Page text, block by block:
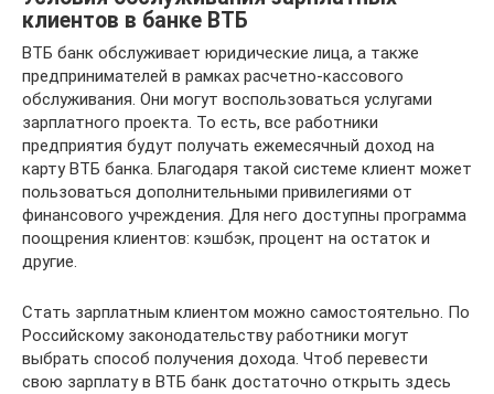
клиентов в банке ВТБ
ВТБ банк обслуживает юридические лица, а также
предпринимателей в рамках расчетно-кассового
обслуживания. Они могут воспользоваться услугами
зарплатного проекта. То есть, все работники
предприятия будут получать ежемесячный доход на
карту ВТБ банка. Благодаря такой системе клиент может
пользоваться дополнительными привилегиями от
финансового учреждения. Для него доступны программа
поощрения клиентов: кэшбэк, процент на остаток и
другие.
Стать зарплатным клиентом можно самостоятельно. По
Российскому законодательству работники могут
выбрать способ получения дохода. Чтоб перевести
свою зарплату в ВТБ банк достаточно открыть здесь